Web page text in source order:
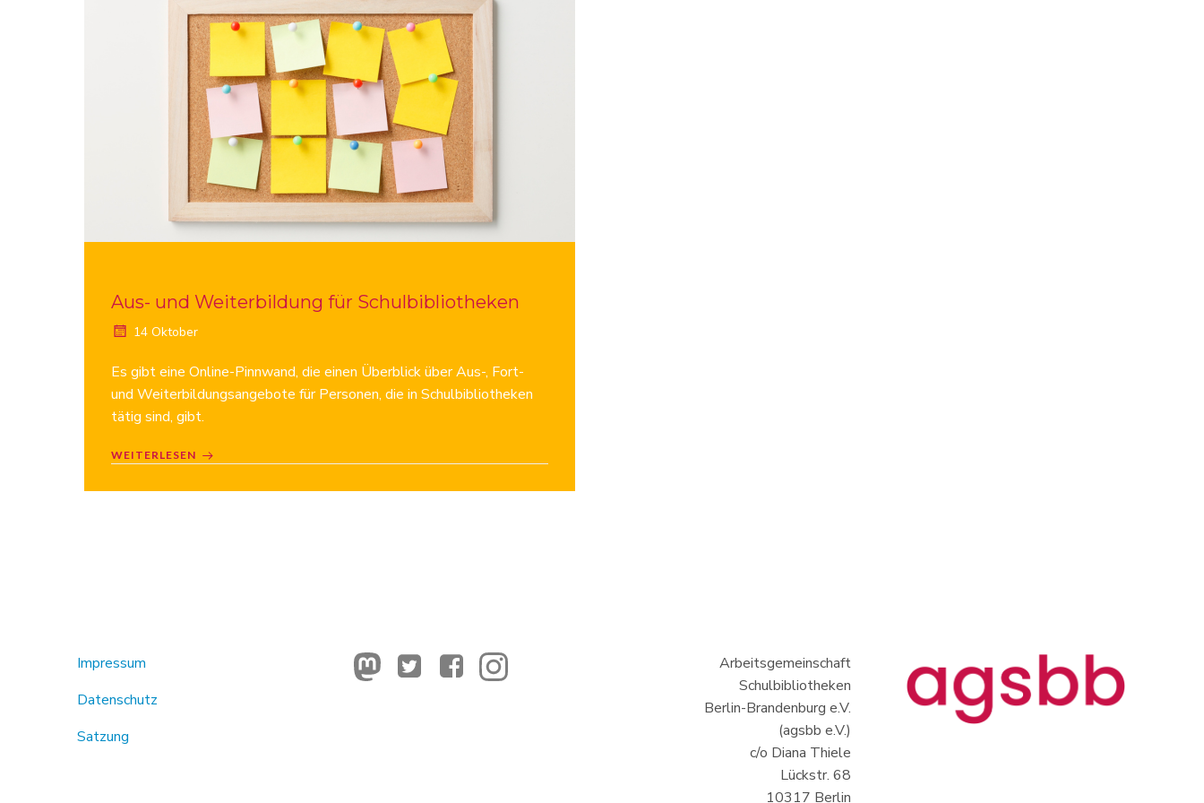
Aus- und Weiterbildung für Schulbibliotheken
14 Oktober
Es gibt eine Online-Pinnwand, die einen Überblick über Aus-, Fort-
und Weiterbildungsangebote für Personen, die in Schulbibliotheken
tätig sind, gibt.
WEITERLESEN
Impressum
Datenschutz
Satzung
Arbeitsgemeinschaft
Schulbibliotheken
Berlin-Brandenburg e.V.
(agsbb e.V.)
c/o Diana Thiele
Lückstr. 68
10317 Berlin